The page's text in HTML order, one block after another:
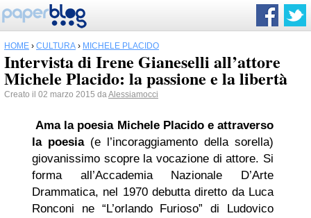
HOME › CULTURA › MICHELE PLACIDO
Intervista di Irene Gianeselli all’attore
Michele Placido: la passione e la libertà
Creato il 02 marzo 2015 daAlessiamocci
Ama la poesia Michele Placido e attraverso
la poesia(e l’incoraggiamento della sorella)
giovanissimo scopre la vocazione di attore. Si
forma all’Accademia Nazionale D’Arte
Drammatica, nel 1970 debutta diretto da Luca
Ronconi ne “L’orlando Furioso” di Ludovico